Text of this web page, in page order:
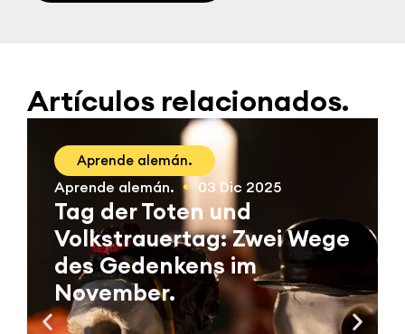
Artículos relacionados.
Aprende alemán.
Aprende alemán. 03 Dic 2025
Tag der Toten und
Volkstrauertag: Zwei Wege
des Gedenkens im
November.